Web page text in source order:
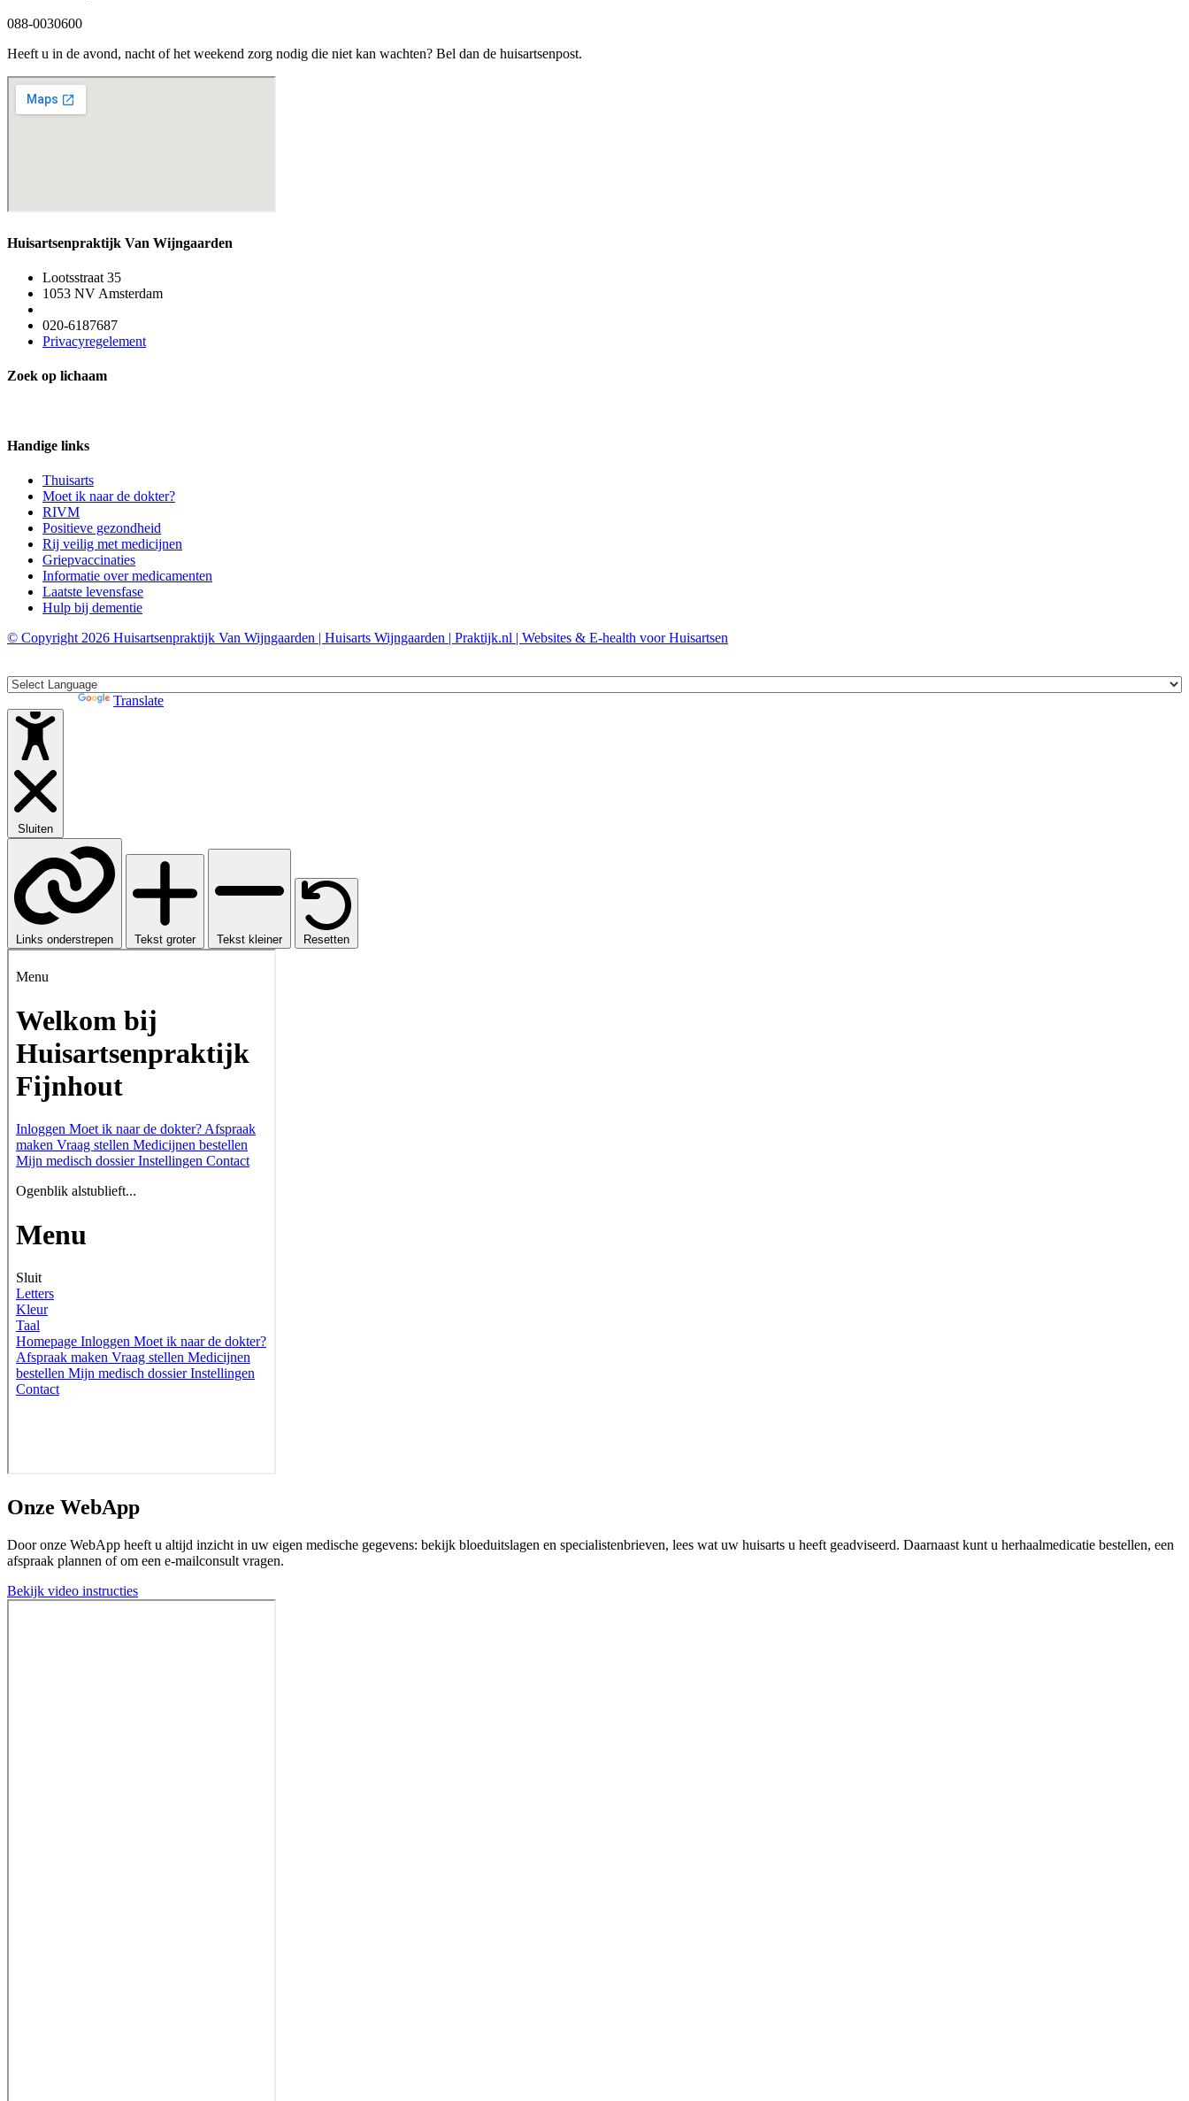
088-0030600
Heeft u in de avond, nacht of het weekend zorg nodig die niet kan wachten? Bel dan de huisartsenpost.
Huisartsenpraktijk Van Wijngaarden
Lootsstraat 35
1053 NV Amsterdam
020-6187687
Privacyregelement
Zoek op lichaam
Handige links
Thuisarts
Moet ik naar de dokter?
RIVM
Positieve gezondheid
Rij veilig met medicijnen
Griepvaccinaties
Informatie over medicamenten
Laatste levensfase
Hulp bij dementie
© Copyright 2026 Huisartsenpraktijk Van Wijngaarden | Huisarts Wijngaarden | Praktijk.nl | Websites & E-health voor Huisartsen
Translate
Sluiten
Links onderstrepen Tekst groter Tekst kleiner Resetten
Onze WebApp
Door onze WebApp heeft u altijd inzicht in uw eigen medische gegevens: bekijk bloeduitslagen en specialistenbrieven, lees wat uw huisarts u heeft geadviseerd. Daarnaast kunt u herhaalmedicatie bestellen, een
afspraak plannen of om een e-mailconsult vragen.
Bekijk video instructies